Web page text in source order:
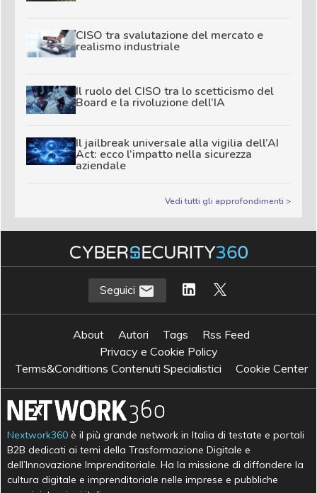
CISO tra svalutazione del mercato e
realismo industriale
Il ruolo del CISO tra lo scetticismo del
Board e la rivoluzione dell’IA
Il jailbreak universale alla vigilia dell’AI
Act: ecco l’impatto nella sicurezza
aziendale
Vedi tutti gli approfondimenti >
Seguici
About Autori Tags
Rss Feed
Privacy e Cookie Policy
Terms&Conditions Contenuti Specialistici
Cookie Center
Nextwork360 è il più grande network in Italia di testate e portali
B2B dedicati ai temi della Trasformazione Digitale e
dell’Innovazione Imprenditoriale. Ha la missione di diffondere la
cultura digitale e imprenditoriale nelle imprese e pubbliche